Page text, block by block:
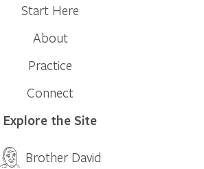
Start Here
About
Practice
Connect
Explore the Site
Brother David